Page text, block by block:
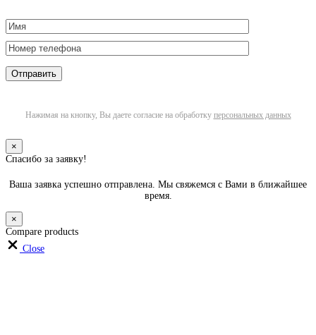
Нажимая на кнопку, Вы даете согласие на обработку персональных данных
×
Спасибо за заявку!
Ваша заявка успешно отправлена. Мы свяжемся с Вами в ближайшее
время.
×
Compare products
Close